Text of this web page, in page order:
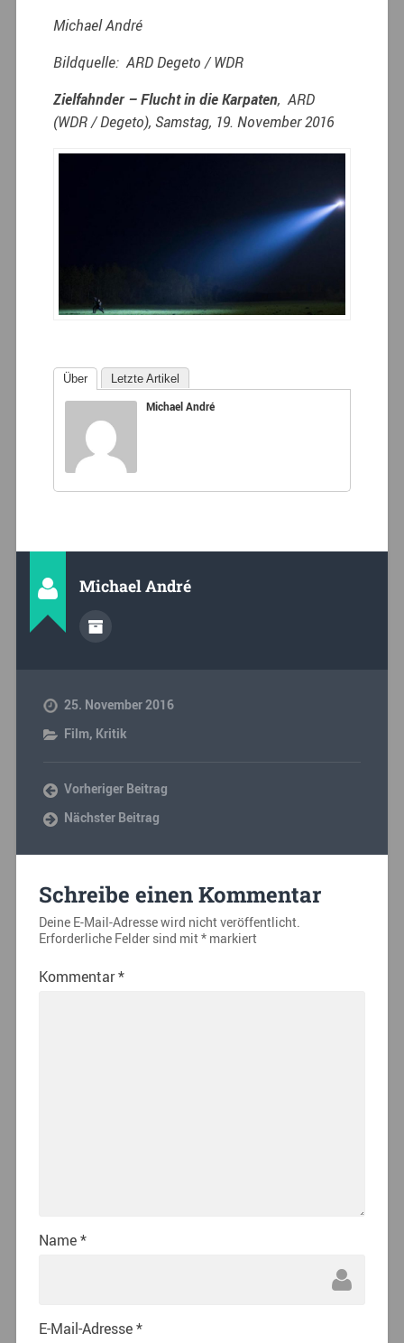
Michael André
Bildquelle: ARD Degeto / WDR
Zielfahnder – Flucht in die Karpaten, ARD
(WDR / Degeto), Samstag, 19. November 2016
Über Letzte Artikel
Michael André
Michael André
25. November 2016
Film, Kritik
Vorheriger Beitrag
Nächster Beitrag
Schreibe einen Kommentar
Deine E-Mail-Adresse wird nicht veröffentlicht.
Erforderliche Felder sind mit*markiert
Kommentar*
Name*
E-Mail-Adresse*